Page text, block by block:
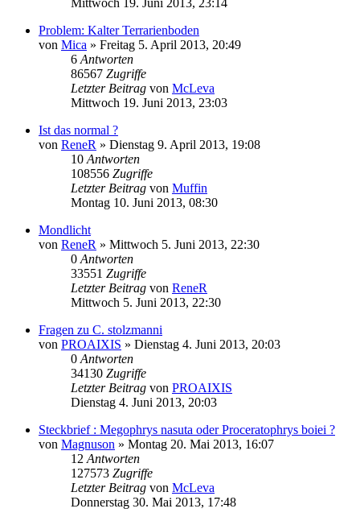
Problem: Kalter Terrarienboden
von Mica » Freitag 5. April 2013, 20:49
6 Antworten
86567 Zugriffe
Letzter Beitrag von McLeva
Mittwoch 19. Juni 2013, 23:03
Ist das normal ?
von ReneR » Dienstag 9. April 2013, 19:08
10 Antworten
108556 Zugriffe
Letzter Beitrag von Muffin
Montag 10. Juni 2013, 08:30
Mondlicht
von ReneR » Mittwoch 5. Juni 2013, 22:30
0 Antworten
33551 Zugriffe
Letzter Beitrag von ReneR
Mittwoch 5. Juni 2013, 22:30
Fragen zu C. stolzmanni
von PROAIXIS » Dienstag 4. Juni 2013, 20:03
0 Antworten
34130 Zugriffe
Letzter Beitrag von PROAIXIS
Dienstag 4. Juni 2013, 20:03
Steckbrief : Megophrys nasuta oder Proceratophrys boiei ?
von Magnuson » Montag 20. Mai 2013, 16:07
12 Antworten
127573 Zugriffe
Letzter Beitrag von McLeva
Donnerstag 30. Mai 2013, 17:48